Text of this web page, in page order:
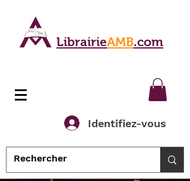
LibrairieAMB.com
Identifiez-vous